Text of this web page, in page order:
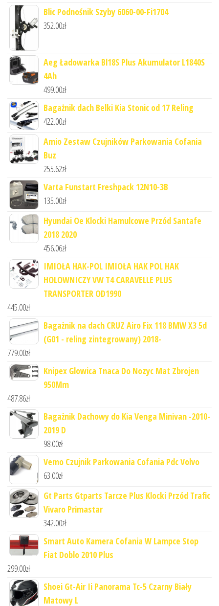
Blic Podnośnik Szyby 6060-00-Fi1704
352.00zł
Aeg Ładowarka Bl18S Plus Akumulator L1840S
4Ah
499.00zł
Bagażnik dach Belki Kia Stonic od 17 Reling
422.00zł
Amio Zestaw Czujników Parkowania Cofania
Buz
255.62zł
Varta Funstart Freshpack 12N10-3B
135.00zł
Hyundai Oe Klocki Hamulcowe Przód Santafe
2018 2020
456.06zł
IMIOŁA HAK-POL IMIOŁA HAK POL HAK
HOLOWNICZY VW T4 CARAVELLE PLUS
TRANSPORTER OD1990
445.00zł
Bagażnik na dach CRUZ Airo Fix 118 BMW X3 5d
(G01 - reling zintegrowany) 2018-
779.00zł
Knipex Glowica Tnaca Do Nozyc Mat Zbrojen
950Mm
487.86zł
Bagażnik Dachowy do Kia Venga Minivan -2010-
2019 D
98.00zł
Vemo Czujnik Parkowania Cofania Pdc Volvo
63.00zł
Gt Parts Gtparts Tarcze Plus Klocki Przód Trafic
Vivaro Primastar
342.00zł
Smart Auto Kamera Cofania W Lampce Stop
Fiat Doblo 2010 Plus
299.00zł
Shoei Gt-Air Ii Panorama Tc-5 Czarny Biały
Matowy L